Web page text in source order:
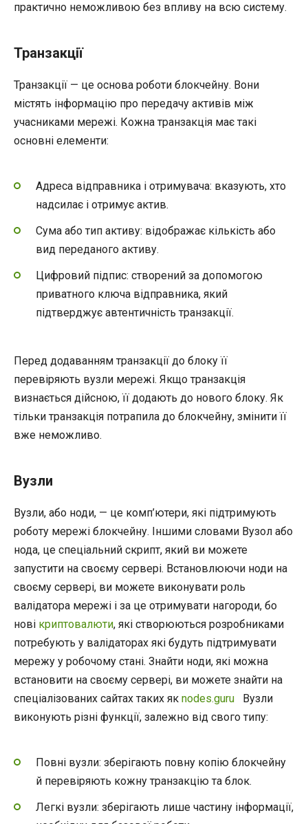
практично неможливою без впливу на всю систему.
Транзакції
Транзакції — це основа роботи блокчейну. Вони
містять інформацію про передачу активів між
учасниками мережі. Кожна транзакція має такі
основні елементи:
Адреса відправника і отримувача: вказують, хто
надсилає і отримує актив.
Сума або тип активу: відображає кількість або
вид переданого активу.
Цифровий підпис: створений за допомогою
приватного ключа відправника, який
підтверджує автентичність транзакції.
Перед додаванням транзакції до блоку її
перевіряють вузли мережі. Якщо транзакція
визнається дійсною, її додають до нового блоку. Як
тільки транзакція потрапила до блокчейну, змінити її
вже неможливо.
Вузли
Вузли, або ноди, — це комп’ютери, які підтримують
роботу мережі блокчейну. Іншими словами Вузол або
нода, це спеціальний скрипт, який ви можете
запустити на своєму сервері. Встановлюючи ноди на
своєму сервері, ви можете виконувати роль
валідатора мережі і за це отримувати нагороди, бо
нові криптовалюти, які створюються розробниками
потребують у валідаторах які будуть підтримувати
мережу у робочому стані. Знайти ноди, які можна
встановити на своєму сервері, ви можете знайти на
спеціалізованих сайтах таких як nodes.guru Вузли
виконують різні функції, залежно від свого типу:
Повні вузли: зберігають повну копію блокчейну
й перевіряють кожну транзакцію та блок.
Легкі вузли: зберігають лише частину інформації,